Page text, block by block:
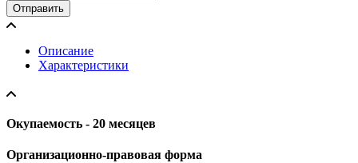
Отправить
Описание
Характеристики
Окупаемость - 20 месяцев
Организационно-правовая форма